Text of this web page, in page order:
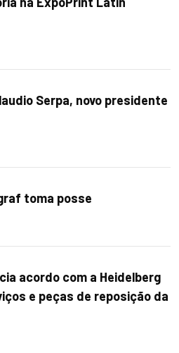
Serpa, novo presidente
toma posse
acordo com a Heidelberg
e peças de reposição da